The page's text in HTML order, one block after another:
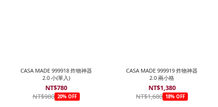
CASA MADE 999918 炸物神器
2.0 小(單入)
NT$780
NT$980 20% OFF
CASA MADE 999919 炸物神器
2.0 兩小格
NT$1,380
NT$1,680 18% OFF